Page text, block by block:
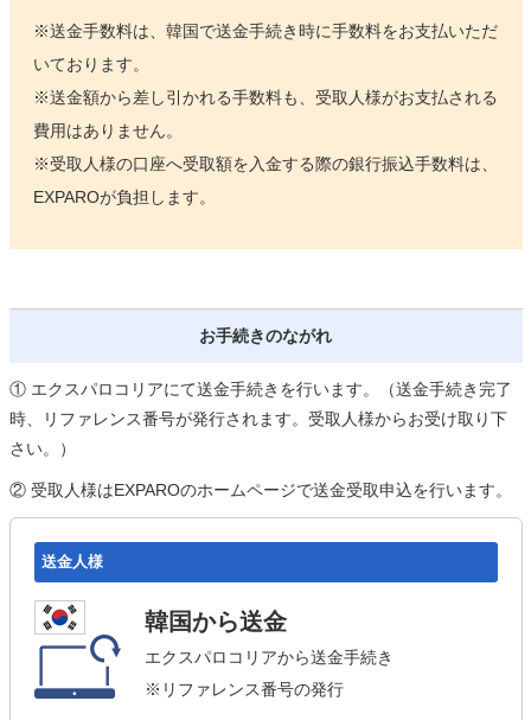
※送金手数料は、韓国で送金手続き時に手数料をお支払いただ
いております。
※送金額から差し引かれる手数料も、受取人様がお支払される
費用はありません。
※受取人様の口座へ受取額を入金する際の銀行振込手数料は、
EXPAROが負担します。
お手続きのながれ
① エクスパロコリアにて送金手続きを行います。（送金手続き完了
時、リファレンス番号が発行されます。受取人様からお受け取り下
さい。）
② 受取人様はEXPAROのホームページで送金受取申込を行います。
送金人様
韓国から送金
エクスパロコリアから送金手続き
※リファレンス番号の発行